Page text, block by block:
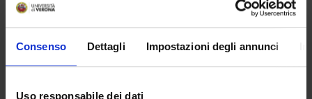
Consenso Dettagli Impostazioni degli annunci
Uso responsabile dei dati
Barbara Rossi
Elena Zenaro